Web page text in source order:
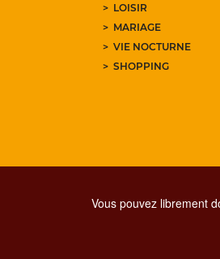
LOISIR
MARIAGE
VIE NOCTURNE
SHOPPING
Vous pouvez librement